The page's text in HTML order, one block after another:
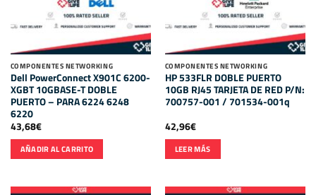
COMPONENTES NETWORKING
Dell PowerConnect X901C 6200-
XGBT 10GBASE-T DOBLE
PUERTO – PARA 6224 6248
6220
43,68€
AÑADIR AL CARRITO
COMPONENTES NETWORKING
HP 533FLR DOBLE PUERTO
10GB RJ45 TARJETA DE RED P/N:
700757-001 / 701534-001q
42,96€
LEER MÁS